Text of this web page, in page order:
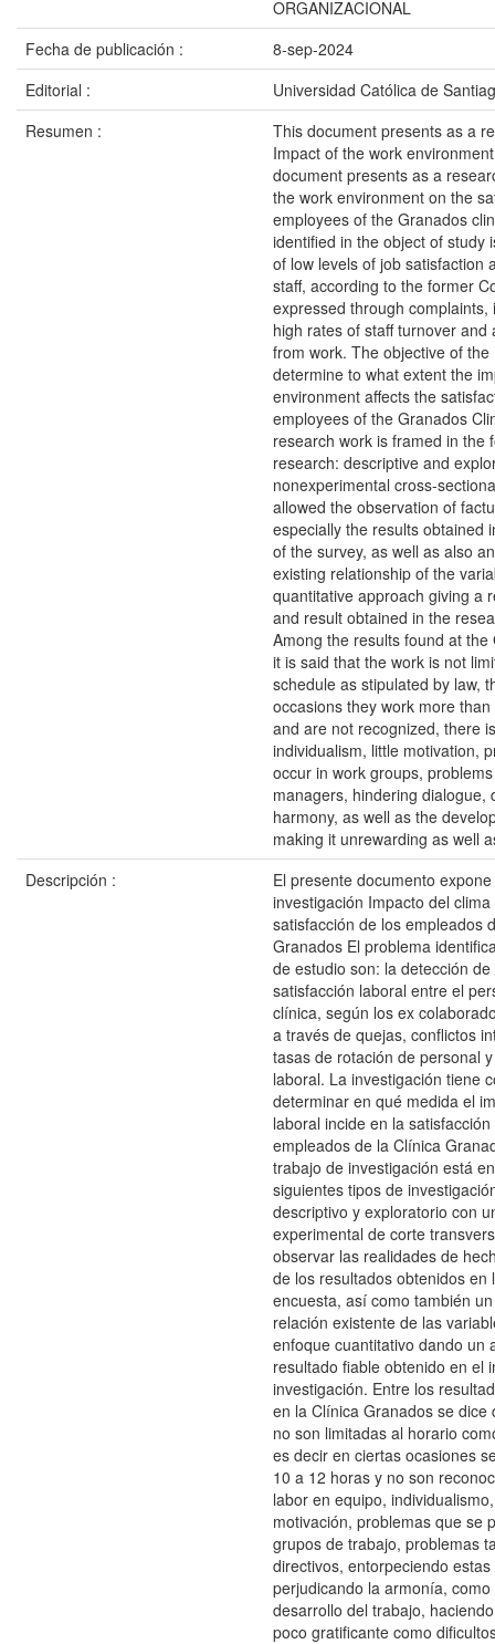
ORGANIZACIONAL
Fecha de publicación :
8-sep-2024
Editorial :
Universidad Católica de
Resumen :
This document presents as a
Impact of the work
document presents as a
the work environment on the
employees of the Granados
identified in the object of study
of low levels of job satisfaction
staff, according to the former
expressed through complaints,
high rates of staff turnover and
from work. The objective of
determine to what extent the
environment affects the
employees of the Granados
research work is framed in the
research: descriptive and
nonexperimental cross-
allowed the observation of
especially the results obtained
of the survey, as well as also
existing relationship of the
quantitative approach giving a
and result obtained in the
Among the results found at the
it is said that the work is not
schedule as stipulated by law,
occasions they work more
and are not recognized, there
individualism, little motivation,
occur in work groups,
managers, hindering dialogue,
harmony, as well as the
making it unrewarding as well
Descripción :
El presente documento
investigación Impacto del
satisfacción de los empleados
Granados El problema
de estudio son: la detección
satisfacción laboral entre el
clínica, según los ex
a través de quejas, conflictos
tasas de rotación de personal
laboral. La investigación tiene
determinar en qué medida el
laboral incide en la
empleados de la Clínica
trabajo de investigación está
siguientes tipos de
descriptivo y exploratorio con
experimental de corte
observar las realidades de
de los resultados obtenidos en
encuesta, así como también
relación existente de las
enfoque cuantitativo dando un
resultado fiable obtenido en el
investigación. Entre los
en la Clínica Granados se dice
no son limitadas al horario
es decir en ciertas ocasiones
10 a 12 horas y no son
labor en equipo,
motivación, problemas que se
grupos de trabajo, problemas
directivos, entorpeciendo
perjudicando la armonía,
desarrollo del trabajo,
poco gratificante como